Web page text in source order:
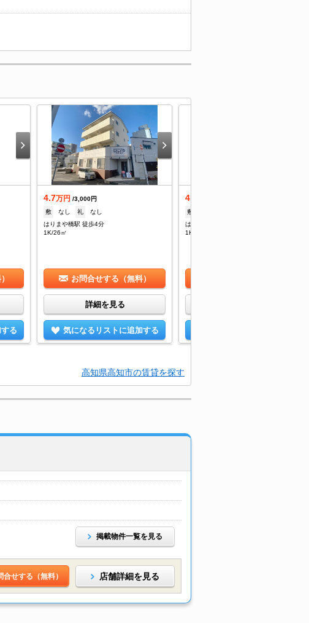
る
4.7万円 /3,000円
敷
なし 礼
なし
はりまや橋駅 徒歩4分
1K/26㎡
お問合せする（無料）
詳細を見る
気になるリストに追加する
4.7
敷
はりまや橋駅 徒歩4分
1K/26㎡
高知県高知市の賃貸を探す
掲載物件一覧を見る
合せする（無料） 店舗詳細を見る